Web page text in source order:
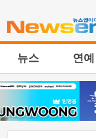
뉴스 연예